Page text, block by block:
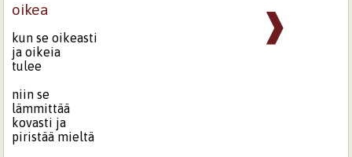
❱
oikea
kun se oikeasti
ja oikeia
tulee
niin se
lämmittää
kovasti ja
piristää mieltä